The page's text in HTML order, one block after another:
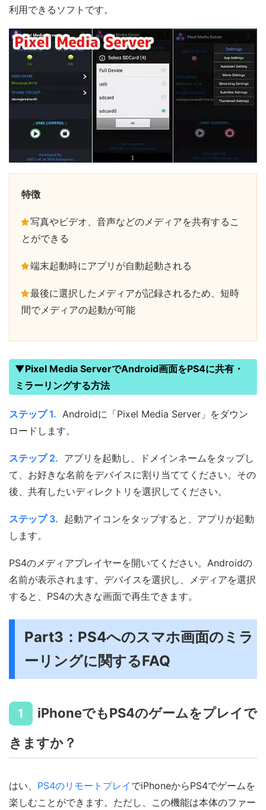
利用できるソフトです。
特徴
写真やビデオ、音声などのメディアを共有するこ
とができる
端末起動時にアプリが自動起動される
最後に選択したメディアが記録されるため、短時
間でメディアの起動が可能
▼Pixel Media ServerでAndroid画面をPS4に共有・
ミラーリングする方法
ステップ 1. Androidに「Pixel Media Server」をダウン
ロードします。
ステップ 2. アプリを起動し、ドメインネームをタップし
て、お好きな名前をデバイスに割り当ててください。その
後、共有したいディレクトリを選択してください。
ステップ 3. 起動アイコンをタップすると、アプリが起動
します。
PS4のメディアプレイヤーを開いてください。Androidの
名前が表示されます。デバイスを選択し、メディアを選択
すると、PS4の大きな画面で再生できます。
Part3：PS4へのスマホ画面のミラ
ーリングに関するFAQ
1
iPhoneでもPS4のゲームをプレイで
きますか？
はい、 PS4のリモートプレイ でiPhoneからPS4でゲームを
楽しむことができます。ただし、この機能は本体のファー